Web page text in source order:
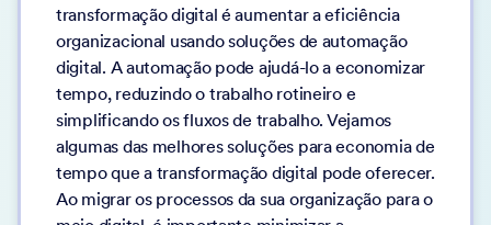
transformação digital é aumentar a eficiência
organizacional usando soluções de automação
digital. A automação pode ajudá-lo a economizar
tempo, reduzindo o trabalho rotineiro e
simplificando os fluxos de trabalho. Vejamos
algumas das melhores soluções para economia de
tempo que a transformação digital pode oferecer.
Ao migrar os processos da sua organização para o